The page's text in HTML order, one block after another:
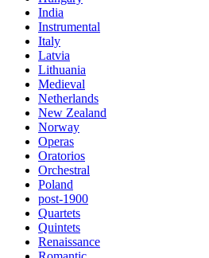
India
Instrumental
Italy
Latvia
Lithuania
Medieval
Netherlands
New Zealand
Norway
Operas
Oratorios
Orchestral
Poland
post-1900
Quartets
Quintets
Renaissance